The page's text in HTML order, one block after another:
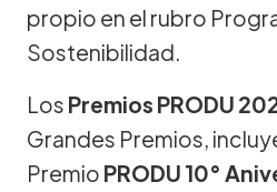
propio en el rubro
Sostenibilidad.
Los Premios PRODU
Grandes Premios,
Premio PRODU 10°